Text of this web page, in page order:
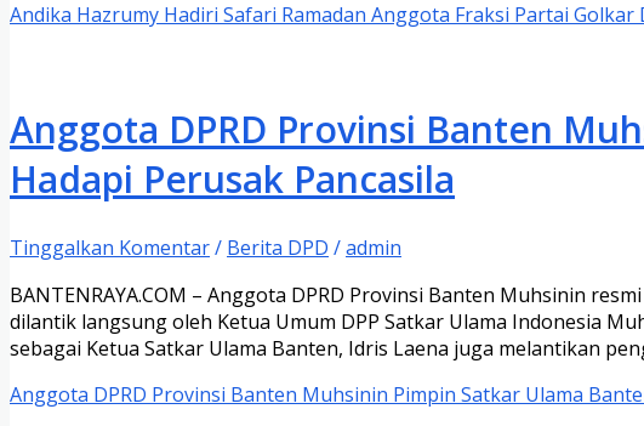
Andika Hazrumy Hadiri Safari Ramadan Anggota Fraksi Partai Golkar
Anggota DPRD Provinsi Banten
Hadapi Perusak Pancasila
Tinggalkan Komentar/ Berita DPD /admin
BANTENRAYA.COM – Anggota DPRD Provinsi Banten Muhsinin
dilantik langsung oleh Ketua Umum DPP Satkar Ulama Indonesia
sebagai Ketua Satkar Ulama Banten, Idris Laena juga melantikan
Anggota DPRD Provinsi Banten Muhsinin Pimpin Satkar Ulama